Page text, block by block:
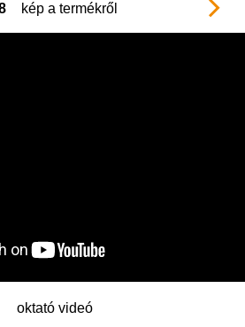
kép a termékről
oktató videó